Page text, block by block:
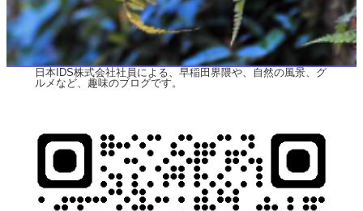
日本IDS株式会社社員による、早稲田界隈や、自然の風景、グ
ルメなど、趣味のブログです。